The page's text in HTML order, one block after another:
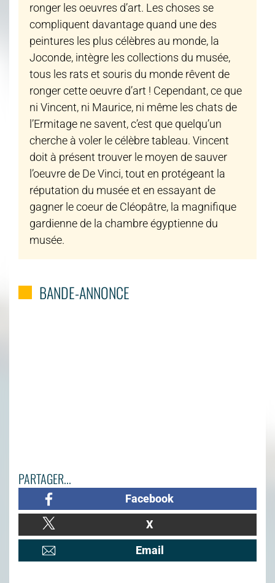
ronger les oeuvres d’art. Les choses se
compliquent davantage quand une des
peintures les plus célèbres au monde, la
Joconde, intègre les collections du musée,
tous les rats et souris du monde rêvent de
ronger cette oeuvre d’art ! Cependant, ce que
ni Vincent, ni Maurice, ni même les chats de
l’Ermitage ne savent, c’est que quelqu’un
cherche à voler le célèbre tableau. Vincent
doit à présent trouver le moyen de sauver
l’oeuvre de De Vinci, tout en protégeant la
réputation du musée et en essayant de
gagner le coeur de Cléopâtre, la magnifique
gardienne de la chambre égyptienne du
musée.
BANDE-ANNONCE
PARTAGER...
Facebook
X
Email